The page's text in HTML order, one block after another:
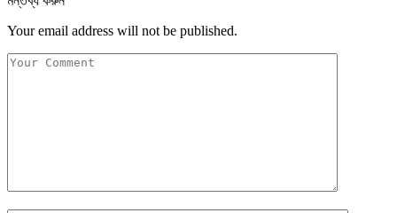
Your email address will not be published.